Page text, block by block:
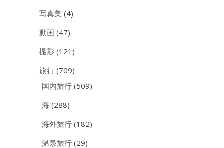
写真集 (4)
動画 (47)
撮影 (121)
旅行 (709)
国内旅行 (509)
海 (288)
海外旅行 (182)
温泉旅行 (29)